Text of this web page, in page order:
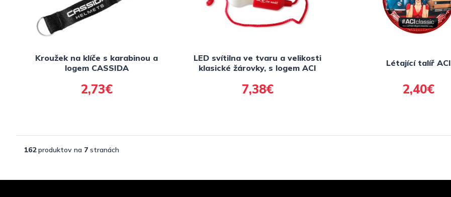
Kroužek na klíče s karabinou a
logem CASSIDA
2,73€
LED svítilna ve tvaru a velikosti
klasické žárovky, s logem ACI
7,38€
Létající talíř ACI
2,40€
162produktov na 7 stranách